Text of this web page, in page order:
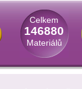
Celkem
146880
Materiálů